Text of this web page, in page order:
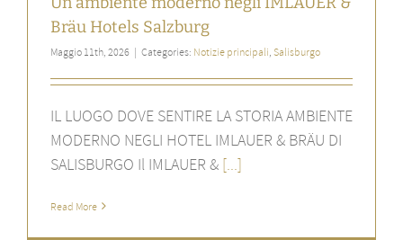
Bräu Hotels Salzburg
Maggio 11th, 2026 | Categories: Notizie principali Salisburgo
IL LUOGO DOVE SENTIRE LA STORIA AMBIENTE
MODERNO NEGLI HOTEL IMLAUER & BRÄU DI
SALISBURGO Il IMLAUER &[...]
Read More